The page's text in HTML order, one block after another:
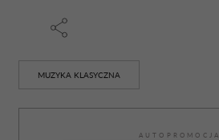
MUZYKA KLASYCZNA
AUTOPROMOCJA